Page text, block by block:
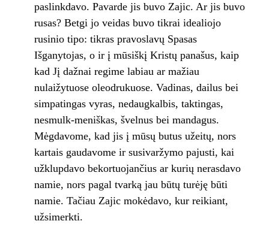
paslinkdavo. Pavarde jis buvo Zajic. Ar jis buvo
rusas? Betgi jo veidas buvo tikrai idealiojo
rusinio tipo: tikras pravoslavų Spasas
Išganytojas, o ir į mūsiškį Kristų panašus, kaip
kad Jį dažnai regime labiau ar mažiau
nulaižytuo­se oleodrukuose. Vadinas, dailus bei
simpatin­gas vyras, nedaugkalbis, taktingas,
nesmulk-meniškas, švelnus bei mandagus.
Mėgdavome, kad jis į mūsų butus užeitų, nors
kartais gau­davome ir susivaržymo pajusti, kai
užklupda­vo bekortuojančius ar kurių nerasdavo
namie, nors pagal tvarką jau būtų turėję būti
namie. Tačiau Zajic mokėdavo, kur reikiant,
užsi­merkti.